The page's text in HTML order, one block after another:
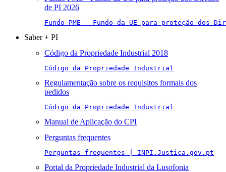
de PI 2026
Fundo PME - Fundo da UE para proteção
Saber + PI
Código da Propriedade Industrial 2018
Código da Propriedade Industrial
Regulamentação sobre os requisitos formais dos
pedidos
Código da Propriedade Industrial
Manual de Aplicação do CPI
Perguntas frequentes
Perguntas frequentes | INPI.Justica.gov.pt
Portal da Propriedade Industrial da Lusofonia